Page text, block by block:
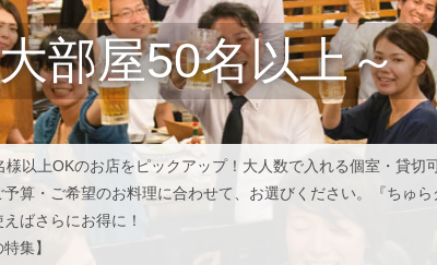
部屋50名以上～
様以上OKのお店をピックアップ！大人数で入れる個室・貸切
予算・ご希望のお料理に合わせて、お選びください。『ちゅら
ばさらにお得に！
集】